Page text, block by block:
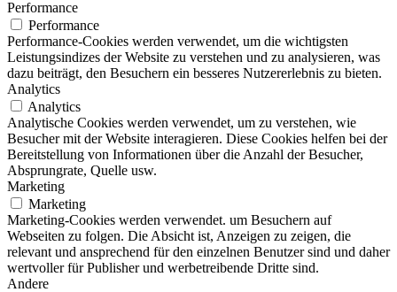
Performance
Performance
Performance-Cookies werden verwendet, um die wichtigsten
Leistungsindizes der Website zu verstehen und zu analysieren, was
dazu beiträgt, den Besuchern ein besseres Nutzererlebnis zu bieten.
Analytics
Analytics
Analytische Cookies werden verwendet, um zu verstehen, wie
Besucher mit der Website interagieren. Diese Cookies helfen bei der
Bereitstellung von Informationen über die Anzahl der Besucher,
Absprungrate, Quelle usw.
Marketing
Marketing
Marketing-Cookies werden verwendet. um Besuchern auf
Webseiten zu folgen. Die Absicht ist, Anzeigen zu zeigen, die
relevant und ansprechend für den einzelnen Benutzer sind und daher
wertvoller für Publisher und werbetreibende Dritte sind.
Andere